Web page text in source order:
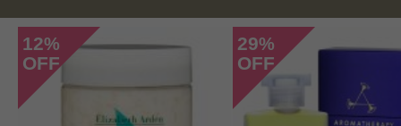
投稿日：2021年05月
ととろ 様／30代後半
12%
OFF
29%
OFF